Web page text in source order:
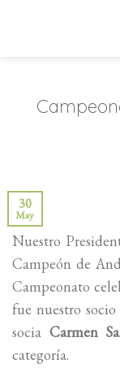
30
May
Nuestro
Campeón de
Campeonato
fue nuestro socio
socia Carmen
categoría.